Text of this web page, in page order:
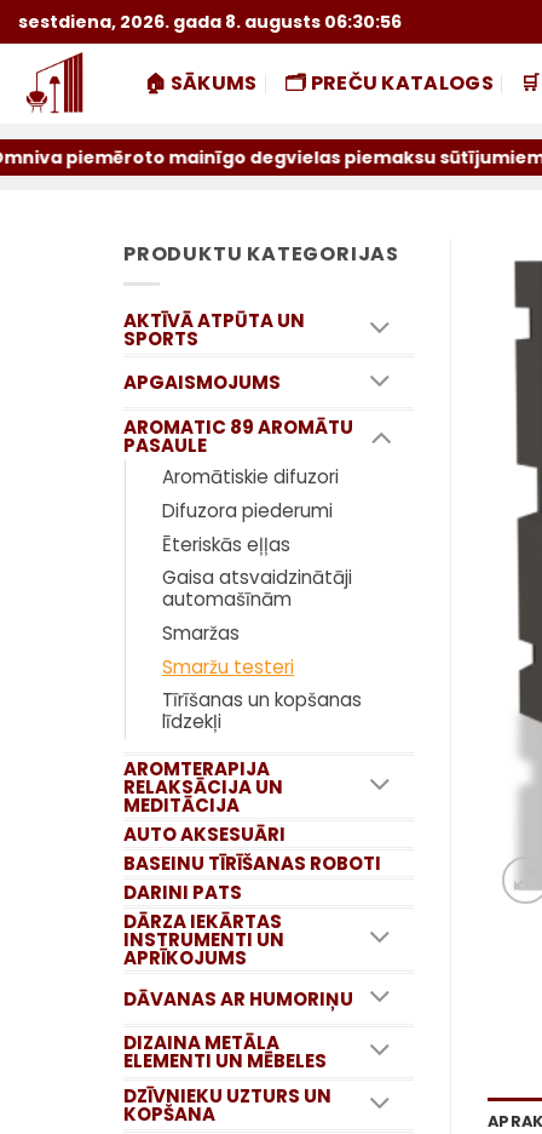
Skip
to
content
sestdiena, 2026. gada 8. augusts 06:30:57
🏠 SĀKUMS 🗂️ PREČU KATALOGS
mainīgo degvielas piemaksu sūtījumiem par
PRODUKTU KATEGORIJAS
AKTĪVĀ ATPŪTA UN
SPORTS
APGAISMOJUMS
AROMATIC 89 AROMĀTU
PASAULE
Aromātiskie difuzori
Difuzora piederumi
Ēteriskās eļļas
Gaisa atsvaidzinātāji
automašīnām
Smaržas
Smaržu testeri
Tīrīšanas un kopšanas
līdzekļi
AROMTERAPIJA
RELAKSĀCIJA UN
MEDITĀCIJA
AUTO AKSESUĀRI
BASEINU TĪRĪŠANAS ROBOTI
DARINI PATS
DĀRZA IEKĀRTAS
INSTRUMENTI UN
APRĪKOJUMS
DĀVANAS AR HUMORIŅU
DIZAINA METĀLA
ELEMENTI UN MĒBELES
DZĪVNIEKU UZTURS UN
KOPŠANA